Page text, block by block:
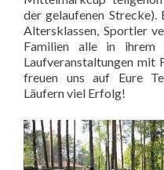
der gelaufenen Strecke).
Altersklassen, Sportler
Familien alle in ihrem
Laufveranstaltungen mit
freuen uns auf Eure
Läufern viel Erfolg!